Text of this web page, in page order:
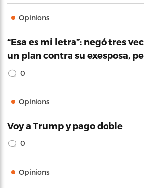
Opinions
“Esa es mi letra”: negó tres
un plan contra su exesposa,
0
Opinions
Voy a Trump y pago doble
0
Opinions